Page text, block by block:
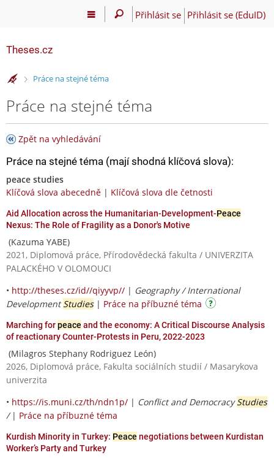
Přihlásit se Přihlásit se (EduID)
Theses.cz
>Práce na stejné téma
Práce na stejné téma
Zpět na vyhledávání
Práce na stejné téma (mají shodná klíčová slova):
peace studies
Klíčová slova abecedně | Klíčová slova dle četnosti
Aid Allocation across the Humanitarian-Development-Peace
Nexus: The Role of Fragility as a Donor's Motive
(Kazuma YABE)
2021, Diplomová práce, Přírodovědecká fakulta / UNIVERZITA
PALACKÉHO V OLOMOUCI
• http://theses.cz/id//qiyyvp// | Geography / International
DevelopmentStudies| Práce na příbuzné téma
Marching forpeace and the economy: A Critical Discourse Analysis
of reactionary Counter-Protests in Peru, 2022-2023
(Milagros Stephany Rodriguez León)
2026, Diplomová práce, Fakulta sociálních studií / Masarykova
univerzita
• https://is.muni.cz/th/ndn1p/ | Conflict and DemocracyStudies
/ | Práce na příbuzné téma
Kurdish Minority in Turkey: Peace negotiations between Kurdistan
Worker’s Party and Turkey